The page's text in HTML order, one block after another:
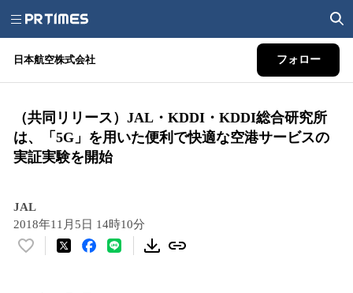
日本航空株式会社 フォロー
（共同リリース）JAL・KDDI・KDDI総合研究所
は、「5G」を用いた便利で快適な空港サービスの
実証実験を開始
JAL
2018年11月5日 14時10分
い